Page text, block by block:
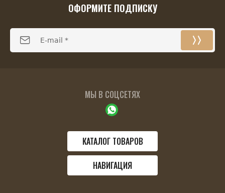
ОФОРМИТЕ ПОДПИСКУ
МЫ В СОЦСЕТЯХ
КАТАЛОГ ТОВАРОВ
НАВИГАЦИЯ